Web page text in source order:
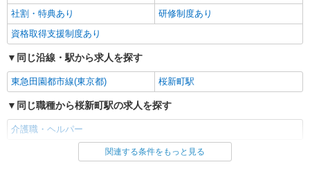
格・経験等による
パート
ツクイ世田谷経堂（訪問入浴）
NEW
訪問入浴 介護スタッフ（オペレーター）
時給1,507円〜1,757円 ★土・祝日は時給100円
アップ！ ・居住支援特別手当:120円/時間含む ※
東京都世田谷区宮坂2-11-13
キープ
社割・特典あり
研修制度あり
資格取得支援制度あり
同じ沿線・駅から求人を探す
東急田園都市線(東京都) 桜新町駅
同じ職種から桜新町駅の求人を探す
介護職・ヘルパー
同じ雇用形態から桜新町駅の求人を探す
関連する条件をもっと見る